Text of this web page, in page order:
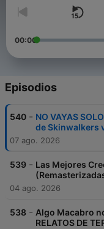
00:00
Episodios
540 - NO VAYAS
de Skinwalkers
07 ago. 2026
539 - Las Mejores
04 ago. 2026
538 - Algo Macabro
RELATOS DE